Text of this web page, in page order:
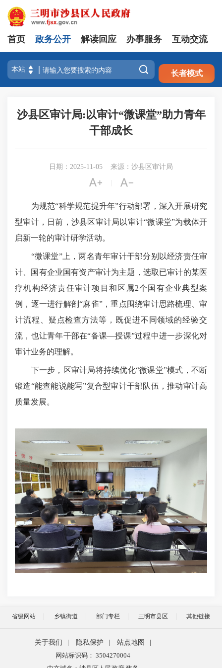
注册 登录
首页 政务公开 解读回应 办事服务 互动交流
 长者模式
沙县区审计局:以审计“微课堂”助力青年
干部成长
日期：2025-11-05 来源：沙县区审计局
 
为规范“科学规范提升年”行动部署，深入开展研究
型审计，日前，沙县区审计局以审计“微课堂”为载体开
启新一轮的审计研学活动。
“微课堂”上，两名青年审计干部分别以经济责任审
计、国有企业国有资产审计为主题，选取已审计的某医
疗机构经济责任审计项目和区属2个国有企业典型案
例，逐一进行解剖“麻雀”，重点围绕审计思路梳理、审
计流程、疑点检查方法等，既促进不同领域的经验交
流，也让青年干部在“备课—授课”过程中进一步深化对
审计业务的理解。
下一步，区审计局将持续优化“微课堂”模式，不断
锻造“能查能说能写”复合型审计干部队伍，推动审计高
质量发展。
省级网站 乡镇街道 部门专栏 三明市县区 其他链接
关于我们 隐私保护 站点地图
网站标识码： 3504270004